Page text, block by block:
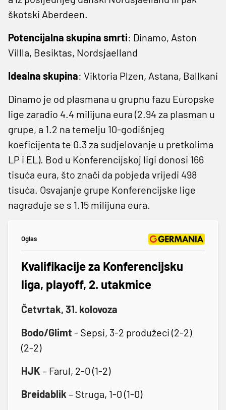
škotski Aberdeen.
Potencijalna skupina smrti: Dinamo, Aston
Villla, Besiktas, Nordsjaelland
Idealna skupina: Viktoria Plzen, Astana, Ballkani
Dinamo je od plasmana u grupnu fazu Europske
lige zaradio 4.4 milijuna eura (2.94 za plasman u
grupe, a 1.2 na temelju 10-godišnjeg
koeficijenta te 0.3 za sudjelovanje u pretkolima
LP i EL). Bod u Konferencijskoj ligi donosi 166
tisuća eura, što znači da pobjeda vrijedi 498
tisuća. Osvajanje grupe Konferencijske lige
nagrađuje se s 1.15 milijuna eura.
Oglas
Kvalifikacije za Konferencijsku
liga, playoff, 2. utakmice
Četvrtak, 31. kolovoza
Bodo/Glimt - Sepsi, 3-2 produžeci (2-2)
(2-2)
HJK – Farul, 2-0 (1-2)
Breidablik – Struga, 1-0 (1-0)